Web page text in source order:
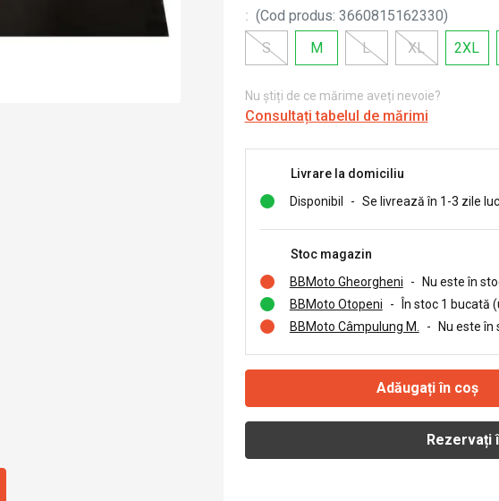
: (Cod produs: 3660815162330)
S
M L XL 2XL
Nu știți de ce mărime aveți nevoie?
Consultați tabelul de mărimi
Livrare la domiciliu
Disponibil
- Se livrează în 1-3 zile
Stoc magazin
BBMoto Gheorgheni
-
Nu este în
BBMoto Otopeni
-
În stoc 1 bucată
BBMoto Câmpulung M.
- Nu este
Adăugați în coș
Rezervați